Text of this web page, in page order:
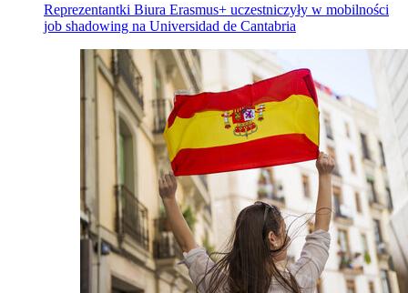
Reprezentantki Biura Erasmus+ uczestniczyły w mobilności
job shadowing na Universidad de Cantabria